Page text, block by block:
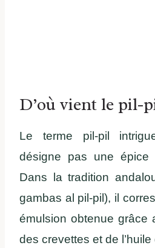
D’où vient le pil-
Le terme pil-pil
désigne pas une épice
Dans la tradition
gambas al pil-pil), il
émulsion obtenue grâce
des crevettes et de l’huile